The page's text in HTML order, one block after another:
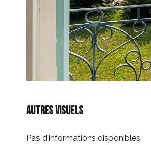
Autres visuels
Pas d'informations disponibles